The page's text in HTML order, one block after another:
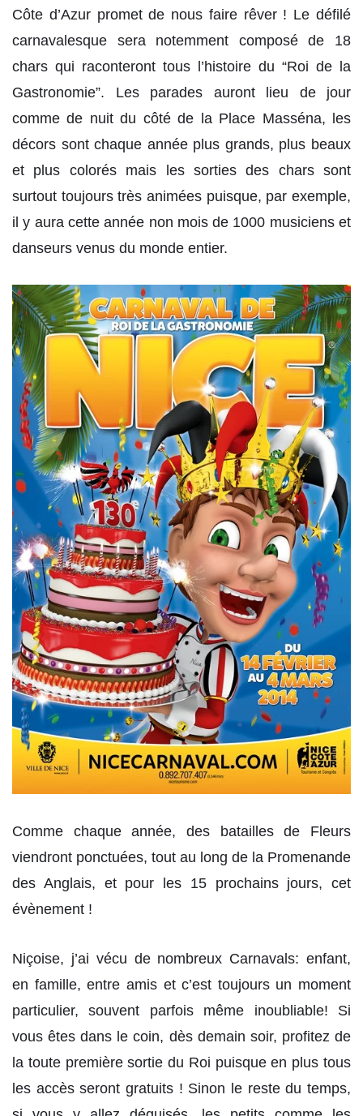
Côte d’Azur promet de nous faire rêver ! Le défilé
carnavalesque sera notemment composé de 18
chars qui raconteront tous l’histoire du “Roi de la
Gastronomie”. Les parades auront lieu de jour
comme de nuit du côté de la Place Masséna, les
décors sont chaque année plus grands, plus beaux
et plus colorés mais les sorties des chars sont
surtout toujours très animées puisque, par exemple,
il y aura cette année non mois de 1000 musiciens et
danseurs venus du monde entier.
Comme chaque année, des batailles de Fleurs
viendront ponctuées, tout au long de la Promenande
des Anglais, et pour les 15 prochains jours, cet
évènement !
Niçoise, j’ai vécu de nombreux Carnavals: enfant,
en famille, entre amis et c’est toujours un moment
particulier, souvent parfois même inoubliable! Si
vous êtes dans le coin, dès demain soir, profitez de
la toute première sortie du Roi puisque en plus tous
les accès seront gratuits ! Sinon le reste du temps,